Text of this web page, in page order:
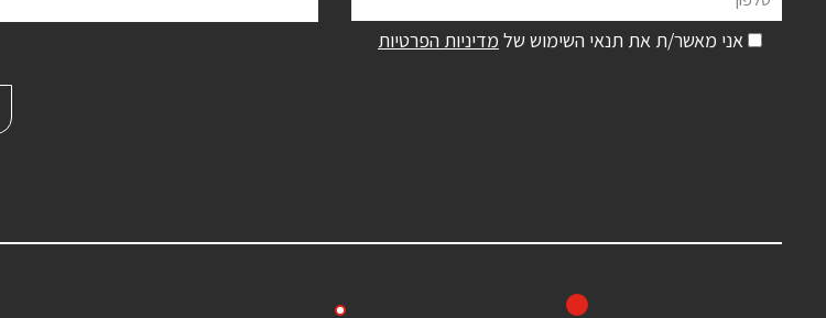
אני מאשר/ת את תנאי השימוש של מדיניות הפרטיות